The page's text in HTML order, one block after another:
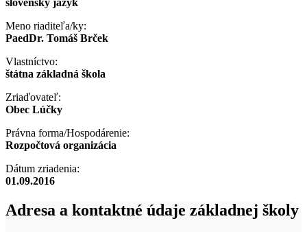
Meno riaditeľa/ky:
PaedDr. Tomáš Brček
Vlastníctvo:
štátna základná škola
Zriaďovateľ:
Obec Lúčky
Právna forma/Hospodárenie:
Rozpočtová organizácia
Dátum zriadenia:
01.09.2016
Adresa a kontaktné údaje základnej školy